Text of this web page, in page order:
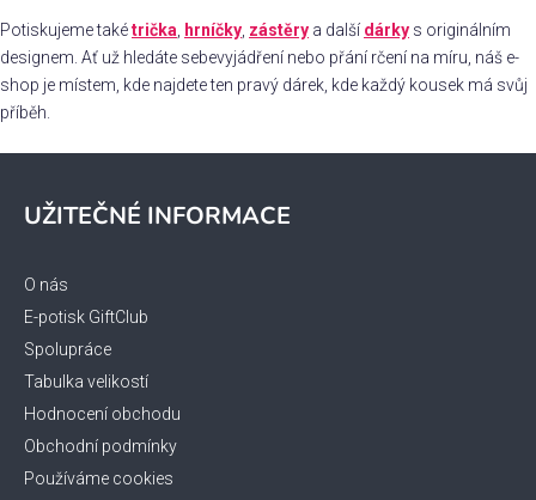
k
y
v
ý
i
u
Potiskujeme takétrička hrníčky zástěry a další dárky s originálním
designem. Ať už hledáte sebevyjádření nebo přání rčení na míru, náš e-
shop je místem, kde najdete ten pravý dárek, kde každý kousek má svůj
příběh.
UŽITEČNÉ INFORMACE
O nás
E-potisk GiftClub
Spolupráce
Tabulka velikostí
Hodnocení obchodu
Obchodní podmínky
Používáme cookies